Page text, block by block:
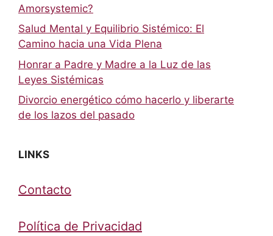
Amorsystemic?
Salud Mental y Equilibrio Sistémico: El
Camino hacia una Vida Plena
Honrar a Padre y Madre a la Luz de las
Leyes Sistémicas
Divorcio energético cómo hacerlo y liberarte
de los lazos del pasado
LINKS
Contacto
Política de Privacidad